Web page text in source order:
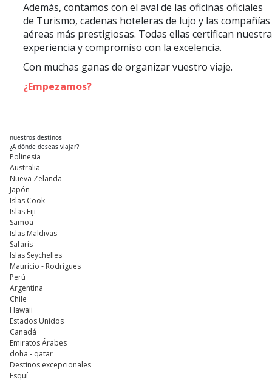
Además, contamos con el aval de las oficinas oficiales
de Turismo, cadenas hoteleras de lujo y las compañías
aéreas más prestigiosas. Todas ellas certifican nuestra
experiencia y compromiso con la excelencia.
Con muchas ganas de organizar vuestro viaje.
¿Empezamos?
nuestros destinos
¿A dónde deseas viajar?
Polinesia
Australia
Nueva Zelanda
Japón
Islas Cook
Islas Fiji
Samoa
Islas Maldivas
Safaris
Islas Seychelles
Mauricio - Rodrigues
Perú
Argentina
Chile
Hawaii
Estados Unidos
Canadá
Emiratos Árabes
doha - qatar
Destinos excepcionales
Esquí